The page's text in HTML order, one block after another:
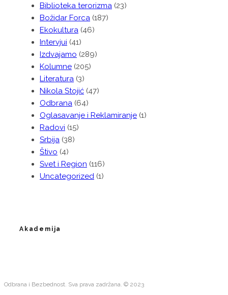
Biblioteka terorizma (23)
Božidar Forca (187)
Ekokultura (46)
Intervjui (41)
Izdvajamo (289)
Kolumne (205)
Literatura (3)
Nikola Stojić (47)
Odbrana (64)
Oglasavanje i Reklamiranje (1)
Radovi (15)
Srbija (38)
Štivo (4)
Svet i Region (116)
Uncategorized (1)
Akademija
Odbrana i Bezbednost. Sva prava zadržana. © 2023